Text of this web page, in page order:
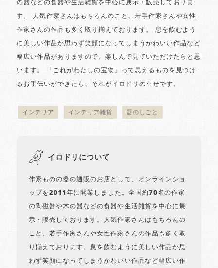
の器などの食器や生活雑貨を中心に展示・販売しておりま
す。 人気作家さんはもちろんのこと、若手作家さんや女性
作家さんの作品も多く取り揃えております。 息を飲むよう
に美しい作品か思わず笑顔になってしまうかわいい作品など
幅広い作品がありますので、楽しんで見ていただけたらと思
います。 「これがわたしの宝物」って思えるものを見つけ
るお手伝いができたら、それがイロドリの幸せです。
インテリア インテリア雑貨 器のしごと
イロドリについて
作家ものの器の通販のお店として、オンラインショ
ップを2011年に開業しました。全国約70名の作家
の陶磁器や木の器などの食器や生活雑貨を中心に展
示・販売しております。人気作家さんはもちろんの
こと、若手作家さんや女性作家さんの作品も多く取
り揃えております。息を飲むように美しい作品か思
わず笑顔になってしまうかわいい作品など幅広い作